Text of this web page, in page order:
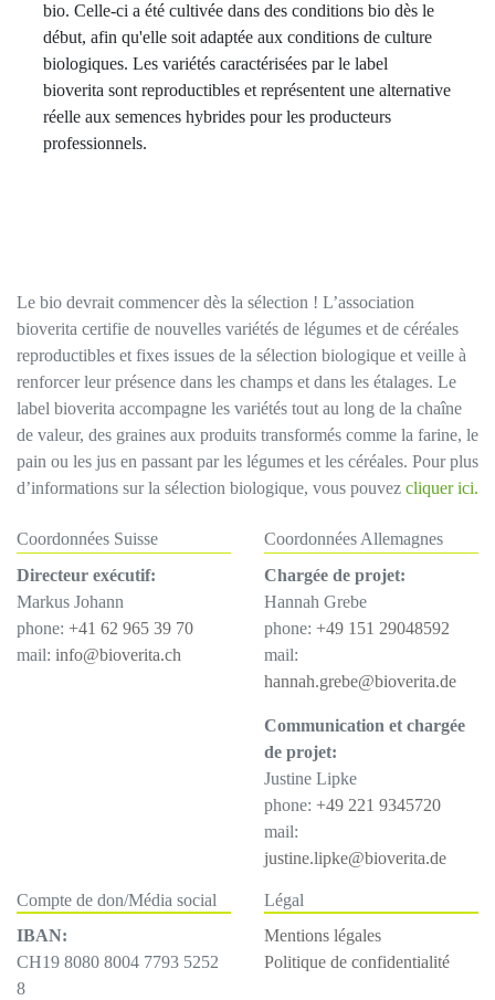
bio. Celle-ci a été cultivée dans des conditions bio dès le
début, afin qu'elle soit adaptée aux conditions de culture
biologiques. Les variétés caractérisées par le label
bioverita sont reproductibles et représentent une alternative
réelle aux semences hybrides pour les producteurs
professionnels.
Le bio devrait commencer dès la sélection ! L’association
bioverita certifie de nouvelles variétés de légumes et de céréales
reproductibles et fixes issues de la sélection biologique et veille à
renforcer leur présence dans les champs et dans les étalages. Le
label bioverita accompagne les variétés tout au long de la chaîne
de valeur, des graines aux produits transformés comme la farine, le
pain ou les jus en passant par les légumes et les céréales. Pour plus
d’informations sur la sélection biologique, vous pouvez cliquer ici.
Coordonnées Suisse
Directeur exécutif:
Markus Johann
phone: +41 62 965 39 70
mail: info@bioverita.ch
Coordonnées Allemagnes
Chargée de projet:
Hannah Grebe
phone: +49 151 29048592
mail:
hannah.grebe@bioverita.de
Communication et chargée
de projet:
Justine Lipke
phone: +49 221 9345720
mail:
justine.lipke@bioverita.de
Compte de don/Média social
IBAN:
CH19 8080 8004 7793 5252
8
Légal
Mentions légales
Politique de confidentialité